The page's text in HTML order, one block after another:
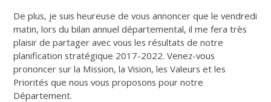
De plus, je suis heureuse de vous annoncer que le vendredi
matin, lors du bilan annuel départemental, il me fera très
plaisir de partager avec vous les résultats de notre
planification stratégique 2017-2022. Venez-vous
prononcer sur la Mission, la Vision, les Valeurs et les
Priorités que nous vous proposons pour notre
Département.